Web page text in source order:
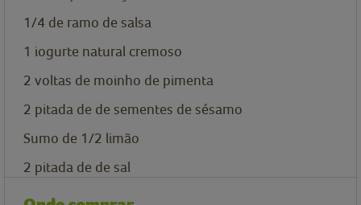
1/4 de ramo de salsa
1 iogurte natural cremoso
2 voltas de moinho de pimenta
2 pitada de de sementes de sésamo
Sumo de 1/2 limão
2 pitada de de sal